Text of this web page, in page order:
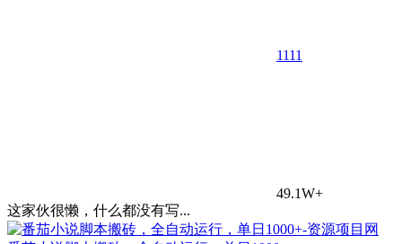
1111
49.1W+
这家伙很懒，什么都没有写...